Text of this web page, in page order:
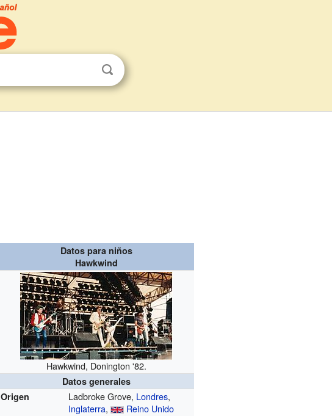
Datos para niños
Hawkwind
Hawkwind, Donington '82.
Datos generales
Origen
Ladbroke Grove, Londres,
Inglaterra, Reino Unido